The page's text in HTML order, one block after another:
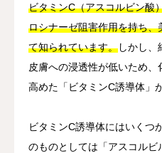
ビタミンC（アスコルビン酸
ロシナーゼ阻害作用を持ち
て知られています。しかし、
皮膚への浸透性が低いため
高めた「ビタミンC誘導体」
ビタミンC誘導体にはいくつ
のものとしては「アスコル